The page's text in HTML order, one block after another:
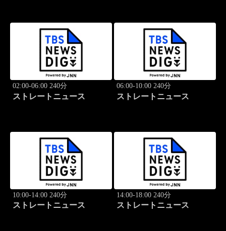
02:00-06:00 240分
ストレートニュース
06:00-10:00 240分
ストレートニュース
10:00-14:00 240分
ストレートニュース
14:00-18:00 240分
ストレートニュース